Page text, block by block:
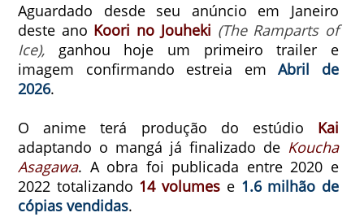
Aguardado desde seu anúncio em Janeiro
deste ano Koori no Jouheki (The Ramparts of
Ice), ganhou hoje um primeiro trailer e
imagem confirmando estreia emAbril de
2026.
O anime terá produção do estúdio Kai
adaptando o mangá já finalizado de Koucha
Asagawa. A obra foi publicada entre 2020 e
2022 totalizando 14 volumes e 1.6 milhão de
cópias vendidas.